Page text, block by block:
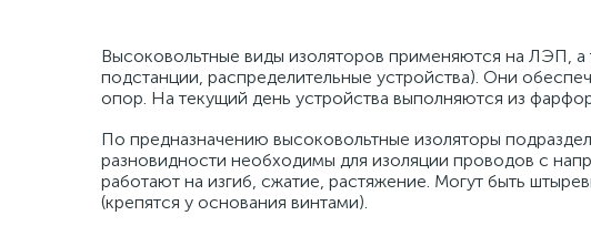
Высоковольтные виды изоляторов применяются на ЛЭП,
подстанции, распределительные устройства). Они
опор. На текущий день устройства выполняются из
По предназначению высоковольтные изоляторы
разновидности необходимы для изоляции проводов с
работают на изгиб, сжатие, растяжение. Могут быть
(крепятся у основания винтами).